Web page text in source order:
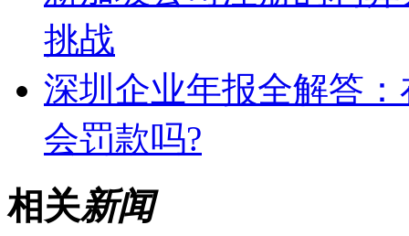
挑战
深圳企业年报全解答
会罚款吗?
相关新闻